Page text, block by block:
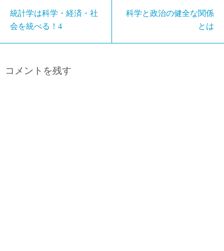
統計学は科学・経済・社
会を統べる！4
科学と政治の健全な関係
とは
コメントを残す